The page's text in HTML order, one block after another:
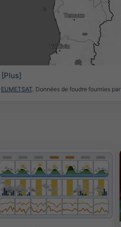
16:30 16:45
[Plus]
EUMETSAT. Données de foudre fournies par